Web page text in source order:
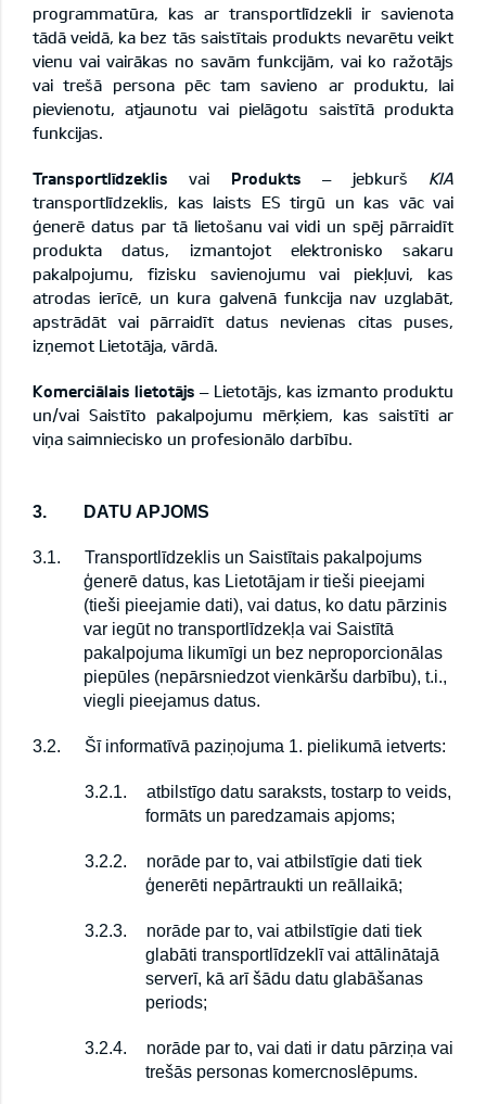
programmatūra, kas ar transportlīdzekli ir savienota
tādā veidā, ka bez tās saistītais produkts nevarētu veikt
vienu vai vairākas no savām funkcijām, vai ko ražotājs
vai trešā persona pēc tam savieno ar produktu, lai
pievienotu, atjaunotu vai pielāgotu saistītā produkta
funkcijas.
Transportlīdzeklis vai Produkts – jebkurš KIA
transportlīdzeklis, kas laists ES tirgū un kas vāc vai
ģenerē datus par tā lietošanu vai vidi un spēj pārraidīt
produkta datus, izmantojot elektronisko sakaru
pakalpojumu, fizisku savienojumu vai piekļuvi, kas
atrodas ierīcē, un kura galvenā funkcija nav uzglabāt,
apstrādāt vai pārraidīt datus nevienas citas puses,
izņemot Lietotāja, vārdā.
Komerciālais lietotājs – Lietotājs, kas izmanto produktu
un/vai Saistīto pakalpojumu mērķiem, kas saistīti ar
viņa saimniecisko un profesionālo darbību.
3. DATU APJOMS
3.1.
Transportlīdzeklis un Saistītais pakalpojums
ģenerē datus, kas Lietotājam ir tieši pieejami
(tieši pieejamie dati), vai datus, ko datu pārzinis
var iegūt no transportlīdzekļa vai Saistītā
pakalpojuma likumīgi un bez neproporcionālas
piepūles (nepārsniedzot vienkāršu darbību), t.i.,
viegli pieejamus datus.
3.2. Šī informatīvā paziņojuma 1. pielikumā ietverts:
3.2.1.
atbilstīgo datu saraksts, tostarp to veids,
formāts un paredzamais apjoms;
3.2.2.
norāde par to, vai atbilstīgie dati tiek
ģenerēti nepārtraukti un reāllaikā;
3.2.3.
norāde par to, vai atbilstīgie dati tiek
glabāti transportlīdzeklī vai attālinātajā
serverī, kā arī šādu datu glabāšanas
periods;
3.2.4.
norāde par to, vai dati ir datu pārziņa vai
trešās personas komercnoslēpums.